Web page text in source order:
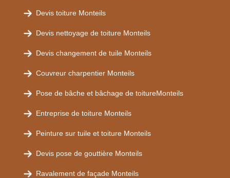
Devis toiture Monteils
Devis nettoyage de toiture Monteils
Devis changement de tuile Monteils
Couvreur charpentier Monteils
Pose de bâche et bâchage de toitureMonteils
Entreprise de toiture Monteils
Peinture sur tuile et toiture Monteils
Devis pose de gouttière Monteils
Ravalement de façade Monteils